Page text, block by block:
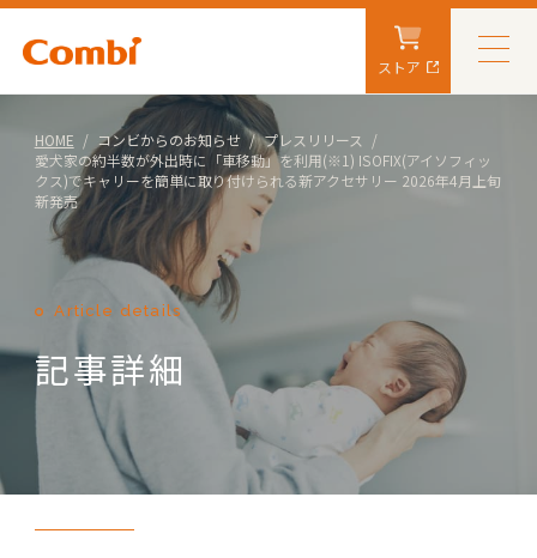
ストア
HOME コンビからのお知らせ
プレスリリース
愛犬家の約半数が外出時に「車移動」を利用(※1) ISOFIX(アイソフィッ
クス)でキャリーを簡単に取り付けられる新アクセサリー 2026年4月上旬
新発売
Article details
記事詳細